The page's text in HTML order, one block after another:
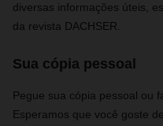
diversas informações úteis,
da revista DACHSER.
Sua cópia pessoal
Pegue sua cópia pessoal ou
Esperamos que você goste